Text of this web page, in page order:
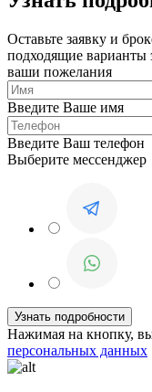
Оставьте заявку и
подходящие
ваши пожелания
Введите Ваше имя
Введите Ваш телефон
Выберите мессенджер
Нажимая на кнопку, вы
персональных данных